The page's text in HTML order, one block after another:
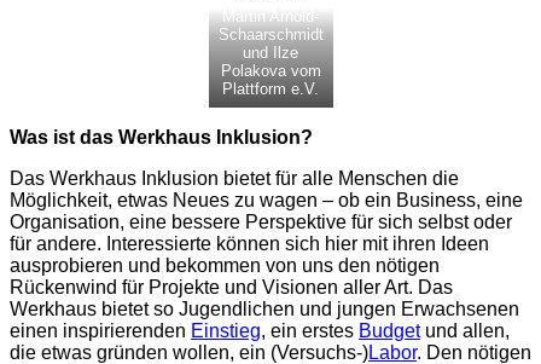
Martin Arnold-
Schaarschmidt
und Ilze
Polakova vom
Plattform e.V.
Was ist das Werkhaus Inklusion?
Das Werkhaus Inklusion bietet für alle Menschen die
Möglichkeit, etwas Neues zu wagen – ob ein Business, eine
Organisation, eine bessere Perspektive für sich selbst oder
für andere. Interessierte können sich hier mit ihren Ideen
ausprobieren und bekommen von uns den nötigen
Rückenwind für Projekte und Visionen aller Art. Das
Werkhaus bietet so Jugendlichen und jungen Erwachsenen
einen inspirierenden Einstieg, ein erstes Budgetund allen,
die etwas gründen wollen, ein (Versuchs-)Labor. Den nötigen